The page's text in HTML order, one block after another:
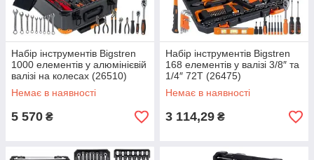
Набір інструментів Bigstren
1000 елементів у алюмінієвій
валізі на колесах (26510)
Немає в наявності
5 570 ₴
Набір інструментів Bigstren
168 елементів у валізі 3/8″ та
1/4″ 72T (26475)
Немає в наявності
3 114,29 ₴